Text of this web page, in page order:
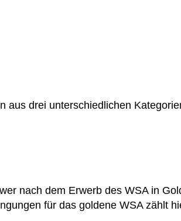
drei unterschiedlichen
nach dem Erwerb des WSA in
für das goldene WSA zählt